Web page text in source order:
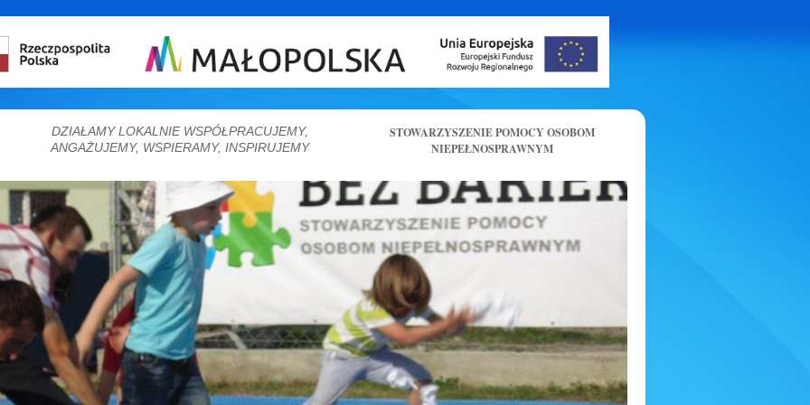
STOWARZYSZENIE POMOCY OSOBOM
NIEPEŁNOSPRAWNYM
DZIAŁAMY LOKALNIE WSPÓŁPRACUJEMY,
ANGAŻUJEMY, WSPIERAMY, INSPIRUJEMY